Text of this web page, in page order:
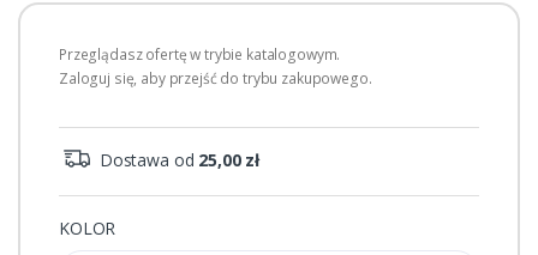
Przeglądasz ofertę w trybie katalogowym.
Zaloguj się, aby przejść do trybu zakupowego.
Dostawa od 25,00 zł
KOLOR